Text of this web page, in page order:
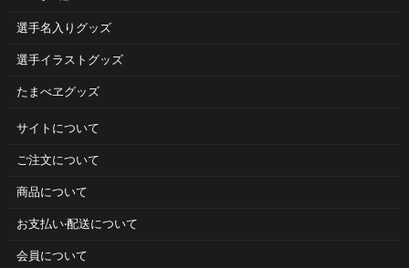
選手名入りグッズ
選手イラストグッズ
たまべヱグッズ
サイトについて
ご注⽂について
商品について
お⽀払い‧配送について
会員について